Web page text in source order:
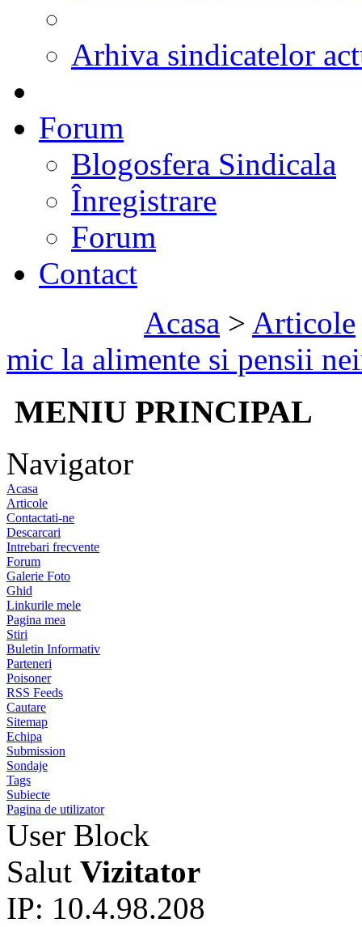
Arhiva sindicatelor
Forum
Blogosfera Sindicala
Înregistrare
Forum
Contact
Acasa > Articole
mic la alimente si pensii
MENIU PRINCIPAL
Navigator
Acasa
Articole
Contactati-ne
Descarcari
Intrebari frecvente
Forum
Galerie Foto
Ghid
Linkurile mele
Pagina mea
Stiri
Buletin Informativ
Parteneri
Poisoner
RSS Feeds
Cautare
Sitemap
Echipa
Submission
Sondaje
Tags
Subiecte
Pagina de utilizator
User Block
Salut Vizitator
IP: 10.4.98.208